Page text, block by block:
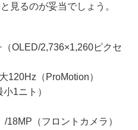
見るのが妥当でしょう。
（OLED/2,736×1,260ピクセ
120Hz（ProMotion）
1ニト）
/18MP（フロントカメラ）